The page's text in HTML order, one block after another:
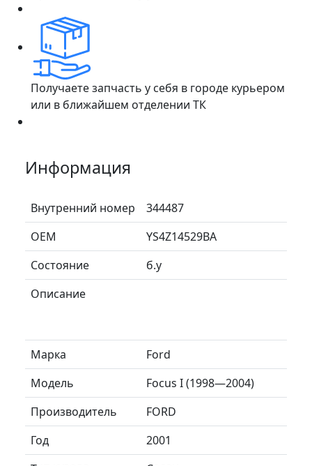
Получаете запчасть у себя в городе курьером
или в ближайшем отделении ТК
Информация
Внутренний номер
344487
ОЕМ
YS4Z14529BA
Состояние
б.у
Описание
Марка
Ford
Модель
Focus I (1998—2004)
Производитель
FORD
Год
2001